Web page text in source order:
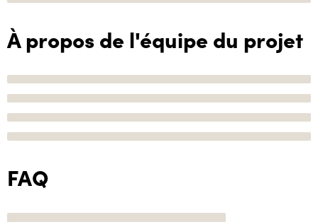
À propos de l'équipe du projet
FAQ